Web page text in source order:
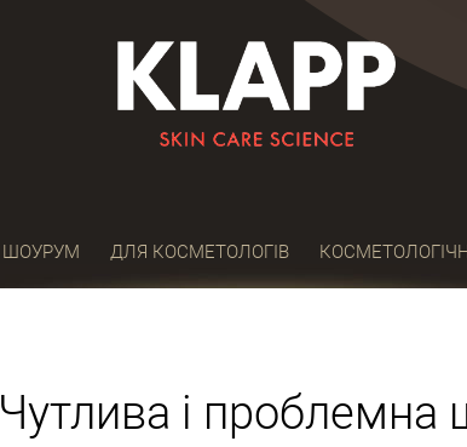
ШОУРУМ ДЛЯ КОСМЕТОЛОГІВ
Чутлива і проблемна